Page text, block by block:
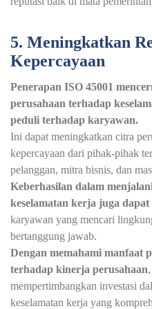
5. Meningkatkan
Kepercayaan
Penerapan ISO 45001
perusahaan terhadap
peduli terhadap karyawan.
Ini dapat meningkatkan citra
kepercayaan dari pihak-pihak
pelanggan, mitra bisnis, dan
Keberhasilan dalam
keselamatan kerja juga
karyawan yang mencari
bertanggung jawab.
Dengan memahami manfaat
terhadap kinerja perusahaan
mempertimbangkan investasi
keselamatan kerja yang